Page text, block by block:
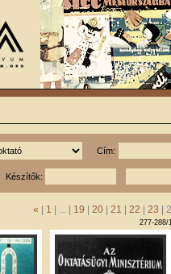
Cím:
Készítők:
« | 1 | ... | 19 | 20| 21 | 22 | 23 |
277-288/